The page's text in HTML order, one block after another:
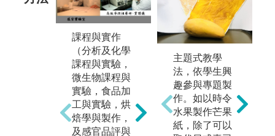
課程與實作
（分析及化學
課程與實驗，
微生物課程與
實驗，食品加
工與實驗，烘
焙學與製作，
及感官品評與
產品或技術研
究與開發（新
主題式教學
法，依學生興
趣參與專題製
作。如以時令
水果製作芒果
紙，除了可以